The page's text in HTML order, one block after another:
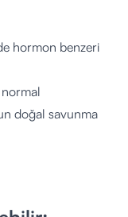
hormon benzeri
normal
doğal savunma